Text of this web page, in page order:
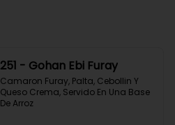
251 - Gohan Ebi Furay
Camaron Furay, Palta, Cebollin Y
Queso Crema, Servido En Una Base
De Arroz